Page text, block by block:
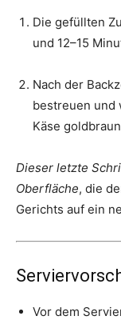
Die gefüllten
und 12–15
Nach der
bestreuen und
Käse
Dieser letzte
Oberfläche, die
Gerichts auf ein
Vor dem